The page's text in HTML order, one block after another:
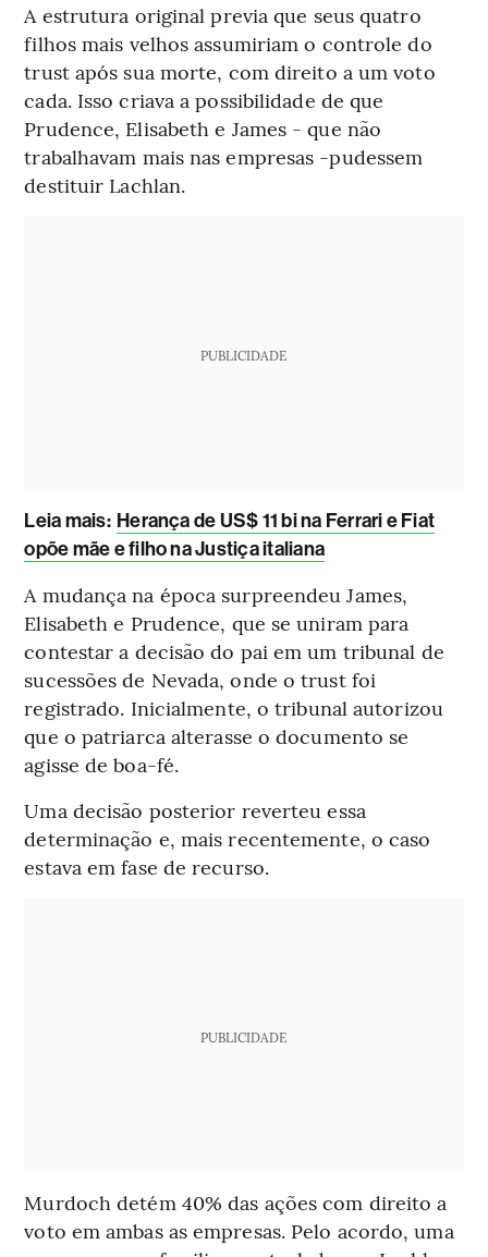
A estrutura original previa que seus quatro
filhos mais velhos assumiriam o controle do
trust após sua morte, com direito a um voto
cada. Isso criava a possibilidade de que
Prudence, Elisabeth e James - que não
trabalhavam mais nas empresas -pudessem
destituir Lachlan.
PUBLICIDADE
Leia mais: Herança de US$ 11 bi na Ferrari e Fiat
opõe mãe e filho na Justiça italiana
A mudança na época surpreendeu James,
Elisabeth e Prudence, que se uniram para
contestar a decisão do pai em um tribunal de
sucessões de Nevada, onde o trust foi
registrado. Inicialmente, o tribunal autorizou
que o patriarca alterasse o documento se
agisse de boa-fé.
Uma decisão posterior reverteu essa
determinação e, mais recentemente, o caso
estava em fase de recurso.
PUBLICIDADE
Murdoch detém 40% das ações com direito a
voto em ambas as empresas. Pelo acordo, uma